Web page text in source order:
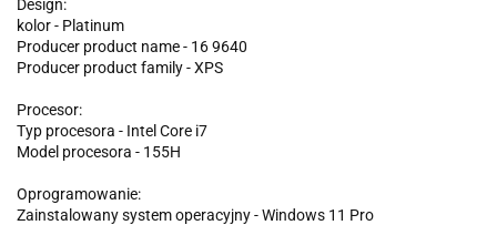
Design:
kolor - Platinum
Producer product name - 16 9640
Producer product family - XPS
Procesor:
Typ procesora - Intel Core i7
Model procesora - 155H
Oprogramowanie:
Zainstalowany system operacyjny - Windows 11 Pro